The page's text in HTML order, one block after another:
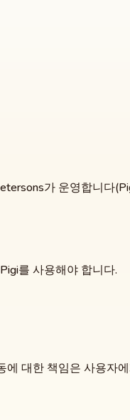
가 운영합니다
를 사용해야 합니다.
대한 책임은 사용자